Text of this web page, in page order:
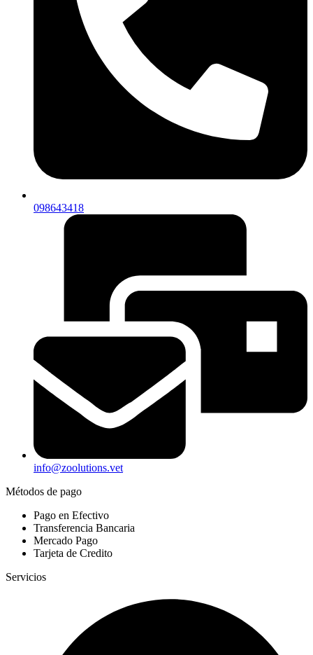
098643418
info@zoolutions.vet
Métodos de pago
Pago en Efectivo
Transferencia Bancaria
Mercado Pago
Tarjeta de Credito
Servicios